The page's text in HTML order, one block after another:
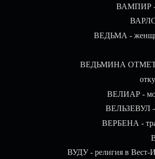
ВАМПИР -
ВЕДЬМА -
ВЕДЬМИНА
ВЕЛИАР -
ВЕЛЬЗЕВУЛ -
ВЕРБЕНА -
ВУДУ - религия в Вест-